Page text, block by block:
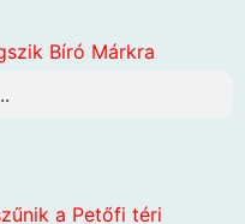
Bíró Márkra
a Petőfi téri